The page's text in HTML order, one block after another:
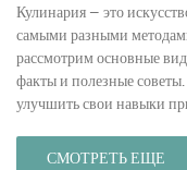
Кулинария — это
самыми разными
рассмотрим основные
факты и полезные
улучшить свои навыки
СМОТРЕТЬ ЕЩЕ